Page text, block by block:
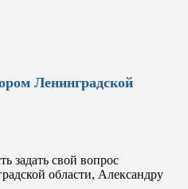
Ленинградской
задать свой вопрос
области, Александру